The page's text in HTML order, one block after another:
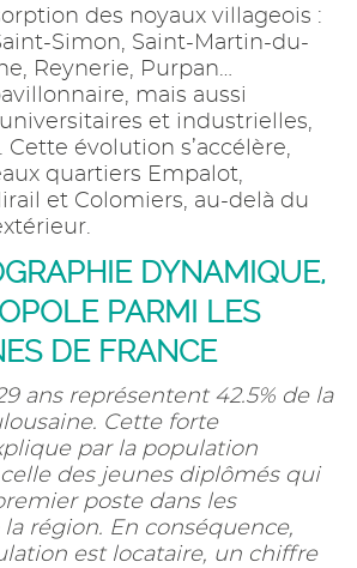
des noyaux villageois :
Simon, Saint-Martin-du-
Reynerie, Purpan…
mais aussi
et industrielles,
évolution s’accélère,
quartiers Empalot,
et Colomiers, au-delà du
DYNAMIQUE,
PARMI LES
DE FRANCE
ans représentent 42.5% de la
Cette forte
par la population
des jeunes diplômés qui
poste dans les
région. En conséquence,
est locataire, un chiffre